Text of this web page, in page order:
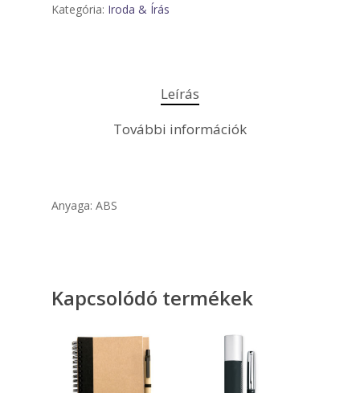
Kategória: Iroda & Írás
Leírás
További információk
Anyaga: ABS
Kapcsolódó termékek